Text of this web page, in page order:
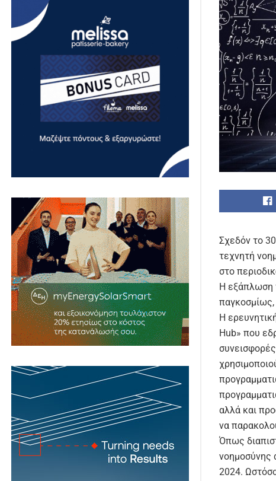
Σχεδόν το
τεχνητή
στο
Η εξάπλωση
παγκοσμίως,
Η
Hub» που
αλλά και
να
Όπως
νοημοσύνης
2024.